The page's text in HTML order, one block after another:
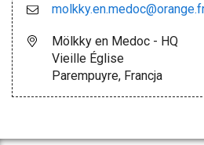
Mölkky en Medoc - HQ
Vieille Église
Parempuyre, Francja